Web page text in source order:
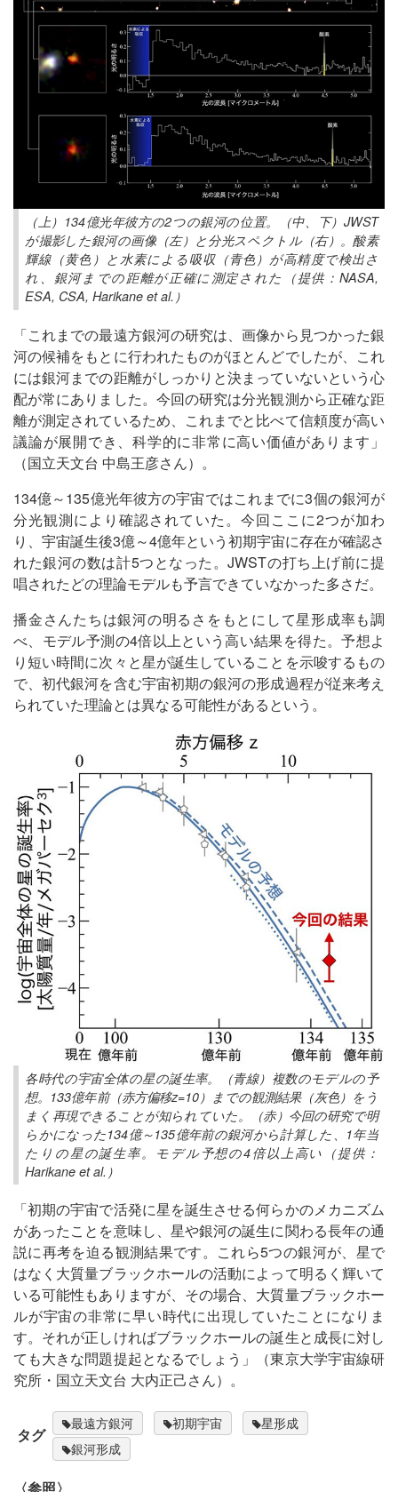
（上）134億光年彼方の2つの銀河の位置。（中、下）JWST
が撮影した銀河の画像（左）と分光スペクトル（右）。酸素
輝線（黄色）と水素による吸収（青色）が高精度で検出さ
れ、銀河までの距離が正確に測定された（提供：NASA,
ESA, CSA, Harikane et al.）
「これまでの最遠方銀河の研究は、画像から見つかった銀
河の候補をもとに行われたものがほとんどでしたが、これ
には銀河までの距離がしっかりと決まっていないという心
配が常にありました。今回の研究は分光観測から正確な距
離が測定されているため、これまでと比べて信頼度が高い
議論が展開でき、科学的に非常に高い価値があります」
（国立天文台 中島王彦さん）。
134億～135億光年彼方の宇宙ではこれまでに3個の銀河が
分光観測により確認されていた。今回ここに2つが加わ
り、宇宙誕生後3億～4億年という初期宇宙に存在が確認さ
れた銀河の数は計5つとなった。JWSTの打ち上げ前に提
唱されたどの理論モデルも予言できていなかった多さだ。
播金さんたちは銀河の明るさをもとにして星形成率も調
べ、モデル予測の4倍以上という高い結果を得た。予想よ
り短い時間に次々と星が誕生していることを示唆するもの
で、初代銀河を含む宇宙初期の銀河の形成過程が従来考え
られていた理論とは異なる可能性があるという。
各時代の宇宙全体の星の誕生率。（青線）複数のモデルの予
想。133億年前（赤方偏移z=10）までの観測結果（灰色）をう
まく再現できることが知られていた。（赤）今回の研究で明
らかになった134億～135億年前の銀河から計算した、1年当
たりの星の誕生率。モデル予想の4倍以上高い（提供：
Harikane et al.）
「初期の宇宙で活発に星を誕生させる何らかのメカニズム
があったことを意味し、星や銀河の誕生に関わる長年の通
説に再考を迫る観測結果です。これら5つの銀河が、星で
はなく大質量ブラックホールの活動によって明るく輝いて
いる可能性もありますが、その場合、大質量ブラックホー
ルが宇宙の非常に早い時代に出現していたことになりま
す。それが正しければブラックホールの誕生と成長に対し
ても大きな問題提起となるでしょう」（東京大学宇宙線研
究所・国立天文台 大内正己さん）。
タグ
最遠方銀河 初期宇宙
星形成
銀河形成